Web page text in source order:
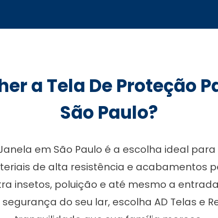
a Tela De Proteção
São Paulo?
em São Paulo é a escolha ideal
de alta resistência e acabamentos
insetos, poluição e até mesmo a
do seu lar, escolha AD Telas e